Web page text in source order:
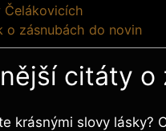
Čelákovicích
o zásnubách do novin
citáty o
krásnými slovy lásky?